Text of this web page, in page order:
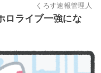
くろす速報管理人
ロライブ一強にな